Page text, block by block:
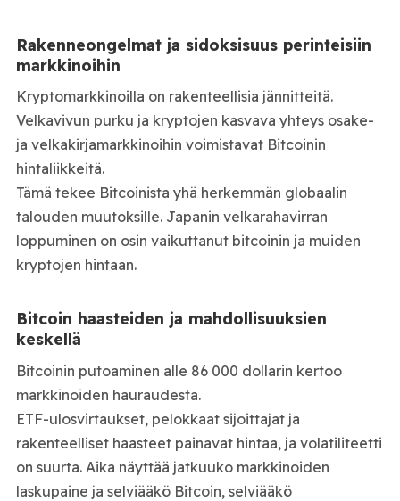
Rakenneongelmat ja sidoksisuus perinteisiin
markkinoihin
Kryptomarkkinoilla on rakenteellisia jännitteitä.
Velkavivun purku ja kryptojen kasvava yhteys osake-
ja velkakirjamarkkinoihin voimistavat Bitcoinin
hintaliikkeitä.
Tämä tekee Bitcoinista yhä herkemmän globaalin
talouden muutoksille. Japanin velkarahavirran
loppuminen on osin vaikuttanut bitcoinin ja muiden
kryptojen hintaan.
Bitcoin haasteiden ja mahdollisuuksien
keskellä
Bitcoinin putoaminen alle 86 000 dollarin kertoo
markkinoiden hauraudesta.
ETF-ulosvirtaukset, pelokkaat sijoittajat ja
rakenteelliset haasteet painavat hintaa, ja volatiliteetti
on suurta. Aika näyttää jatkuuko markkinoiden
laskupaine ja selviääkö Bitcoin, selviääkö